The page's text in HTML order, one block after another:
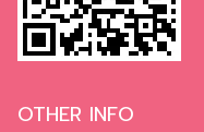
OTHER INFO